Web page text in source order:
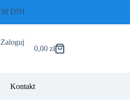
DNI
Zaloguj
Koszyk
0,00 zł
Kontakt